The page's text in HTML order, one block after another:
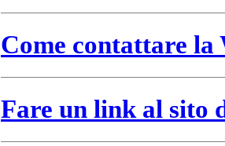
Come contattare
Fare un link al sito